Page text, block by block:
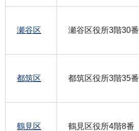
瀬谷区 瀬谷区役所3階30番
都筑区 都筑区役所3階35番
鶴見区 鶴見区役所4階8番